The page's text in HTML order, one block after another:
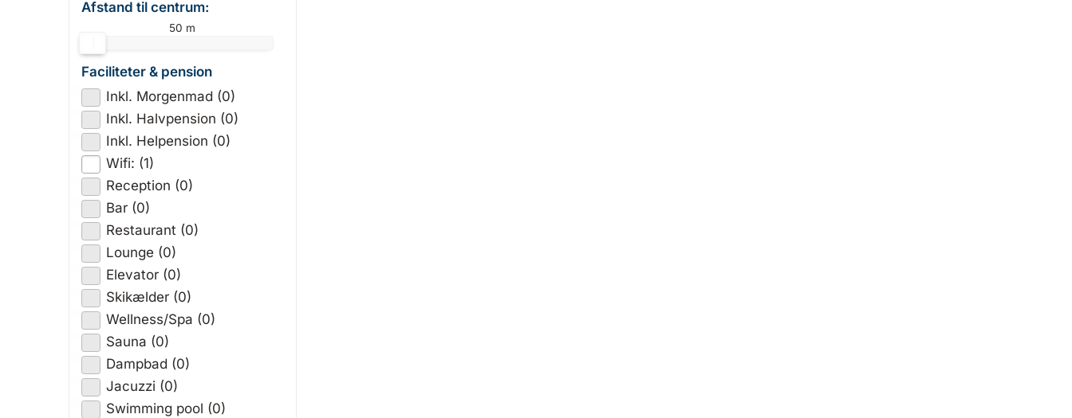
Afstand til centrum:
50 m
Faciliteter & pension
Inkl. Morgenmad (0)
Inkl. Halvpension (0)
Inkl. Helpension (0)
Wifi: (1)
Reception (0)
Bar (0)
Restaurant (0)
Lounge (0)
Elevator (0)
Skikælder (0)
Wellness/Spa (0)
Sauna (0)
Dampbad (0)
Jacuzzi (0)
Swimming pool (0)